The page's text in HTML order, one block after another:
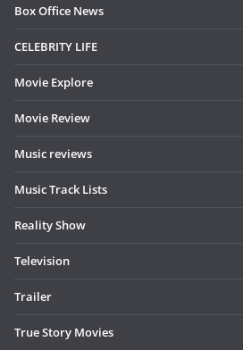
Box Office News
CELEBRITY LIFE
Movie Explore
Movie Review
Music reviews
Music Track Lists
Reality Show
Television
Trailer
True Story Movies